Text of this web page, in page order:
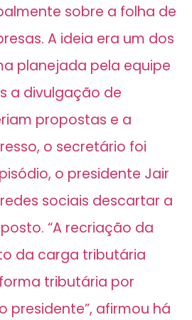
sobre a folha de
A ideia era um dos
planejada pela equipe
a divulgação de
propostas e a
o secretário foi
o presidente Jair
sociais descartar a
“A recriação da
da carga tributária
tributária por
presidente”, afirmou há